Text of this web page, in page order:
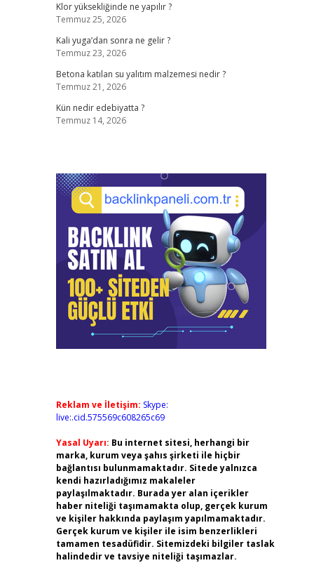
Klor yüksekliğinde ne yapılır ?
Temmuz 25, 2026
Kali yuga’dan sonra ne gelir ?
Temmuz 23, 2026
Betona katılan su yalıtım malzemesi nedir ?
Temmuz 21, 2026
Kün nedir edebiyatta ?
Temmuz 14, 2026
Reklam ve İletişim: Skype:
live:.cid.575569c608265c69
Yasal Uyarı: Bu internet sitesi, herhangi bir
marka, kurum veya şahıs şirketi ile hiçbir
bağlantısı bulunmamaktadır. Sitede yalnızca
kendi hazırladığımız makaleler
paylaşılmaktadır. Burada yer alan içerikler
haber niteliği taşımamakta olup, gerçek kurum
ve kişiler hakkında paylaşım yapılmamaktadır.
Gerçek kurum ve kişiler ile isim benzerlikleri
tamamen tesadüfidir. Sitemizdeki bilgiler taslak
halindedir ve tavsiye niteliği taşımazlar.